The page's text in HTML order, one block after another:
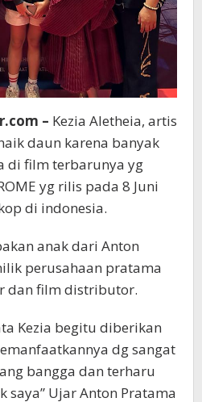
– Kezia Aletheia, artis
daun karena banyak
di film terbarunya yg
yg rilis pada 8 Juni
di indonesia.
anak dari Anton
perusahaan pratama
dan film distributor.
Kezia begitu diberikan
dg sangat
bangga dan terharu
saya” Ujar Anton Pratama